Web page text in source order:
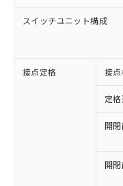
スイッチユニット構成
接点定格 接
定
開
開
ご利用
対応済み
非含有に対応
有に対応した